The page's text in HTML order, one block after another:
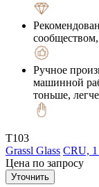
Ручное
машинной
тоньше,
T103
Grassl Glass CRU, 1
Цена по запросу
Уточнить